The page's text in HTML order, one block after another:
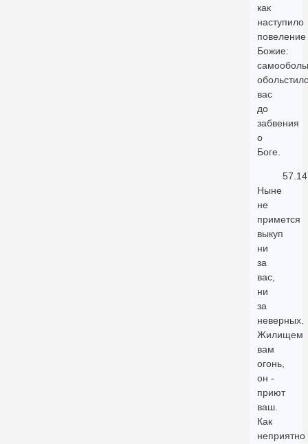
как
наступило
повеление
Божие:
вас
до
забвения
о
Боге.
57.14
Ныне
не
примется
выкуп
ни
за
вас,
ни
за
неверных.
Жилищем
вам
огонь,
он -
приют
ваш.
Как
неприятно